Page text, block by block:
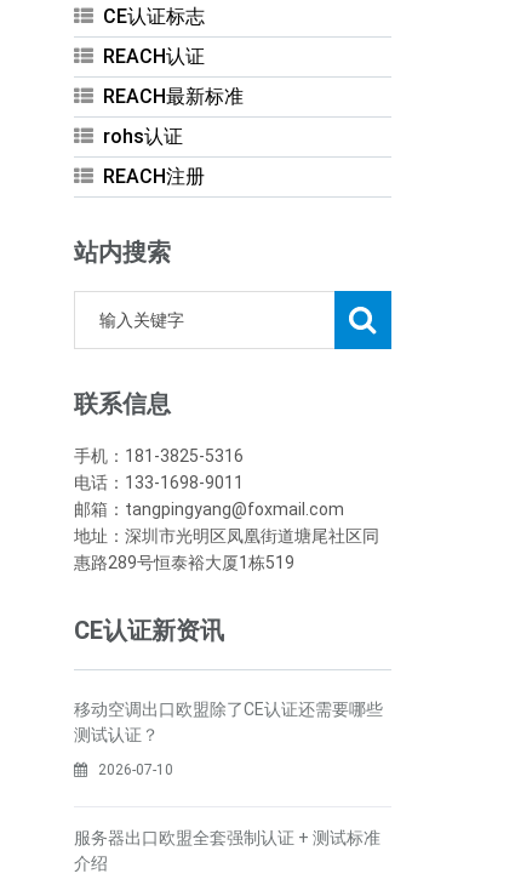
CE认证标志
REACH认证
REACH最新标准
rohs认证
REACH注册
站内搜索
联系信息
手机：181-3825-5316
电话：133-1698-9011
邮箱：tangpingyang@foxmail.com
地址：深圳市光明区凤凰街道塘尾社区同
惠路289号恒泰裕大厦1栋519
CE认证新资讯
移动空调出口欧盟除了CE认证还需要哪些
测试认证？
2026-07-10
服务器出口欧盟全套强制认证 + 测试标准
介绍